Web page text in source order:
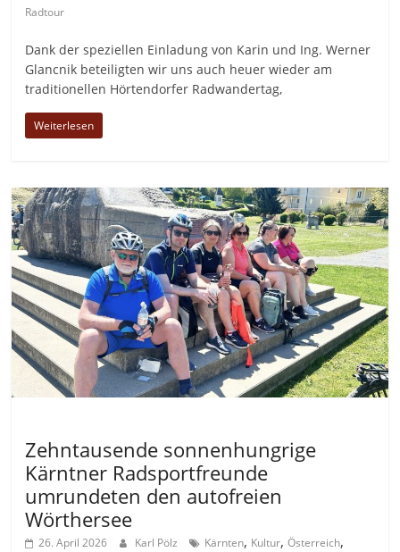
Radtour
Dank der speziellen Einladung von Karin und Ing. Werner
Glancnik beteiligten wir uns auch heuer wieder am
traditionellen Hörtendorfer Radwandertag,
Weiterlesen
Zehntausende sonnenhungrige
Kärntner Radsportfreunde
umrundeten den autofreien
Wörthersee
26. April 2026 Karl Pölz Kärnten, Kultur,Österreich,